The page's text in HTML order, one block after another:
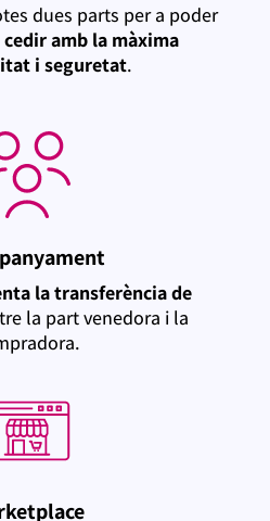
dues parts per a poder
amb la màxima
i seguretat.
la transferència de
la part venedora i la